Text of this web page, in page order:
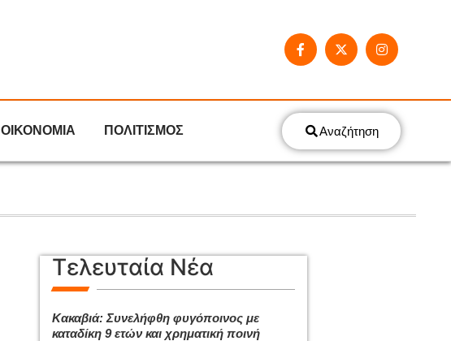
ΟΙΚΟΝΟΜΙΑ ΠΟΛΙΤΙΣΜΟΣ Αναζήτηση
Τελευταία Νέα
Κακαβιά: Συνελήφθη φυγόποινος με
καταδίκη 9 ετών και χρηματική ποινή